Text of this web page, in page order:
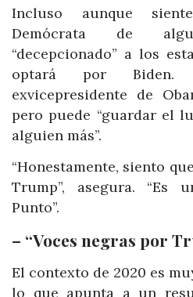
Incluso aunque
Demócrata de
“decepcionado” a los
optará por Biden.
exvicepresidente de
pero puede “guardar el
alguien más”.
“Honestamente, siento
Trump”, asegura. “Es
Punto”.
– “Voces negras por
El contexto de 2020 es
lo que apunta a un